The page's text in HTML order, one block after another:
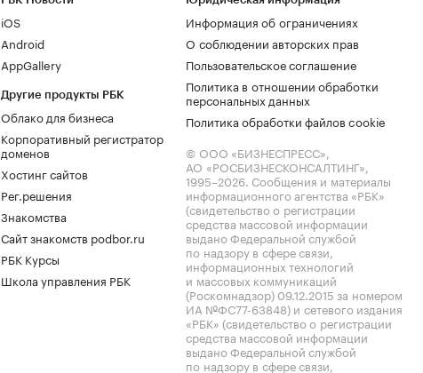
iOS
Android
AppGallery
Другие продукты РБК
Облако для бизнеса
Корпоративный регистратор
доменов
Хостинг сайтов
Рег.решения
Знакомства
Сайт знакомств podbor.ru
РБК Курсы
Школа управления РБК
Информация об ограничениях
О соблюдении авторских прав
Пользовательское соглашение
Политика в отношении обработки
персональных данных
Политика обработки файлов cookie
© ООО «БИЗНЕСПРЕСС»,
АО «РОСБИЗНЕСКОНСАЛТИНГ»,
1995–2026. Сообщения и материалы
информационного агентства «РБК»
(свидетельство о регистрации
средства массовой информации
выдано Федеральной службой
по надзору в сфере связи,
информационных технологий
и массовых коммуникаций
(Роскомнадзор) 09.12.2015 за номером
ИА №ФС77-63848) и сетевого издания
«РБК» (свидетельство о регистрации
средства массовой информации
выдано Федеральной службой
по надзору в сфере связи,